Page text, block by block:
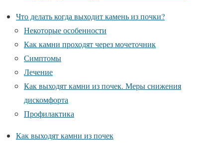
Что делать когда выходит камень из почки?
Некоторые особенности
Как камни проходят через мочеточник
Симптомы
Лечение
Как выходят камни из почек. Меры снижения
дискомфорта
Профилактика
Как выходят камни из почек